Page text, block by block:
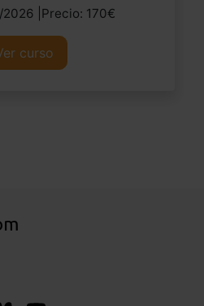
2026 |Precio: 170€
curso